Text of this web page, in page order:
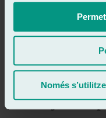
Només
per a tota la vida
amb les principals
qualitat dels teus cristalls.
Treballem amb els millors
homologats. A més, el
A més ajudes a